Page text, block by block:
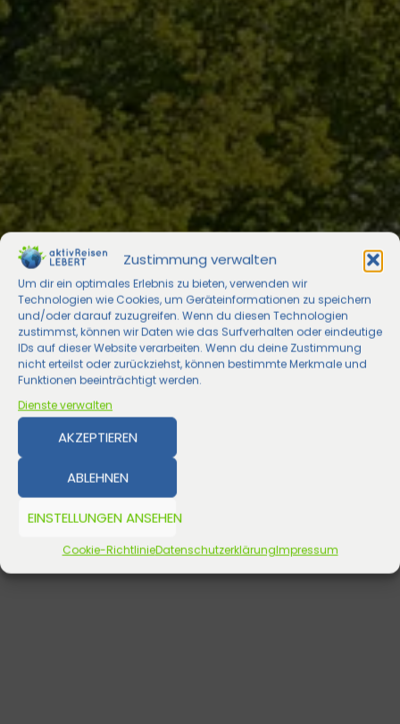
Zustimmung verwalten
Um dir ein optimales Erlebnis zu bieten, verwenden wir
Technologien wie Cookies, um Geräteinformationen zu speichern
und/oder darauf zuzugreifen. Wenn du diesen Technologien
zustimmst, können wir Daten wie das Surfverhalten oder eindeutige
IDs auf dieser Website verarbeiten. Wenn du deine Zustimmung
nicht erteilst oder zurückziehst, können bestimmte Merkmale und
Funktionen beeinträchtigt werden.
Dienste verwalten
AKZEPTIEREN
ABLEHNEN
EINSTELLUNGEN ANSEHEN
Cookie-RichtlinieDatenschutzerklärungImpressum